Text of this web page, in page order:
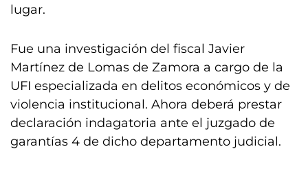
lugar.
Fue una investigación del fiscal Javier
Martínez de Lomas de Zamora a cargo de la
UFI especializada en delitos económicos y de
violencia institucional. Ahora deberá prestar
declaración indagatoria ante el juzgado de
garantías 4 de dicho departamento judicial.